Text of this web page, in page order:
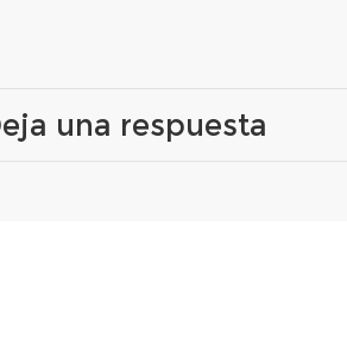
una respuesta